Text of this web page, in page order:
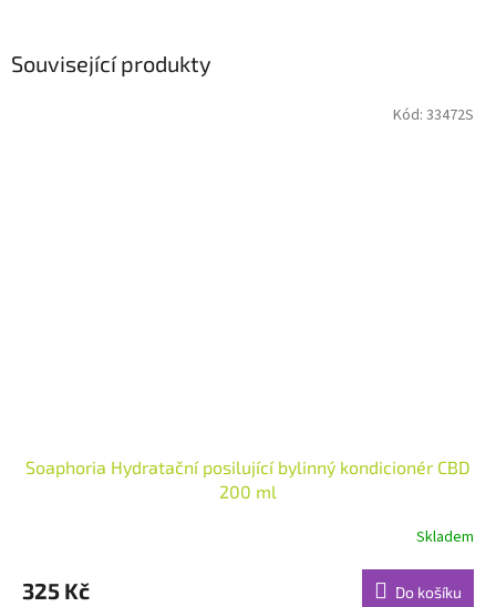
Související produkty
Soaphoria Hydratační posilující bylinný kondicionér CBD
200 ml
produktu
Skladem
325 Kč Do košíku
Kód: 33472S